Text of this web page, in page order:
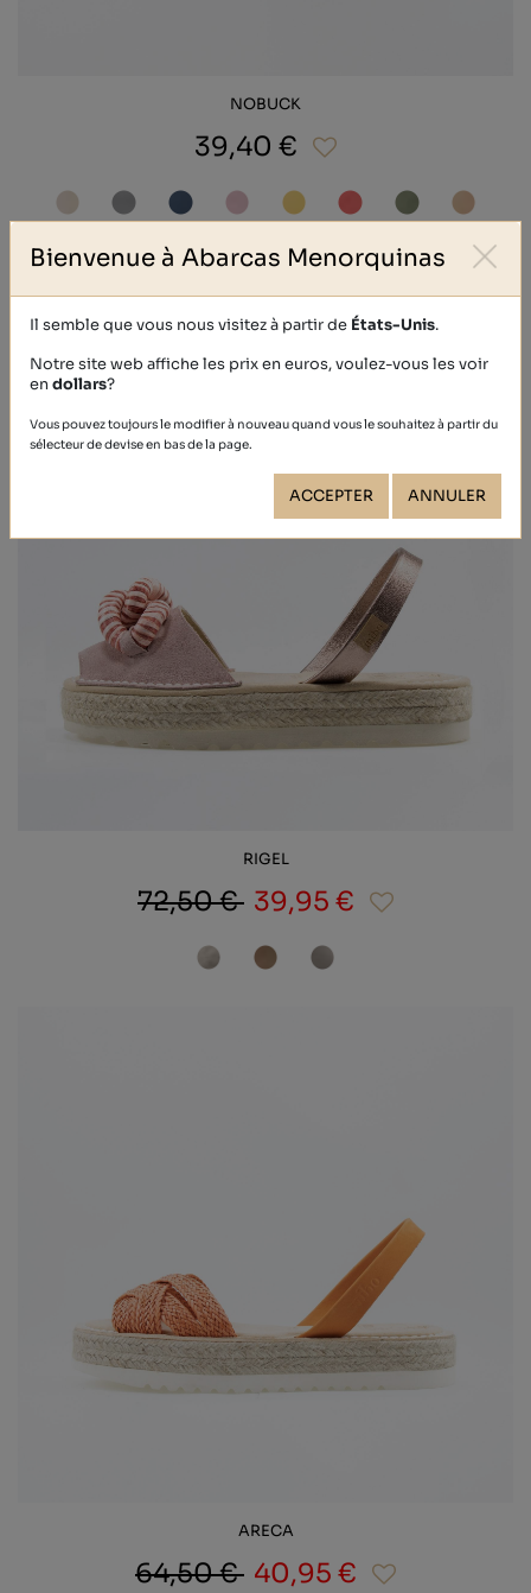
NOBUCK
39,40 €
RIGEL
72,50 € 39,95 €
ARECA
64,50 € 40,95 €
Bienvenue à Abarcas Menorquinas
Il semble que vous nous visitez à partir de États-Unis.
Notre site web affiche les prix en euros, voulez-vous les voir
endollars?
Vous pouvez toujours le modifier à nouveau quand vous le souhaitez à partir du
sélecteur de devise en bas de la page.
ACCEPTER ANNULER